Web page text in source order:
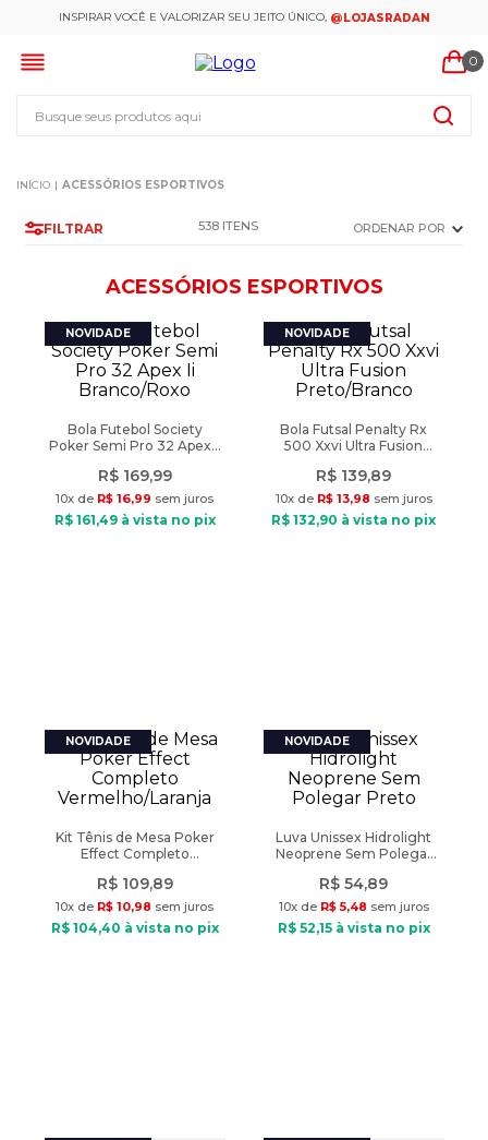
INSPIRAR VOCÊ E VALORIZAR SEU JEITO ÚNICO, @LOJASRADAN
0
ACESSÓRIOS ESPORTIVOS
FILTRAR 538 ORDENAR POR
ACESSÓRIOS ESPORTIVOS
Bola Futebol Society
Poker Semi Pro 32 Apex Ii
R$ 169,99
10x de R$ 16,99 sem juros
R$ 161,49à vista no pix
Bola Futsal Penalty Rx
500 Xxvi Ultra Fusion
R$ 139,89
10x de R$ 13,98 sem juros
R$ 132,90 à vista no pix
Kit Tênis de Mesa Poker
Effect Completo
R$ 109,89
10x de R$ 10,98 sem juros
R$ 104,40 à vista no pix
Luva Unissex Hidrolight
Neoprene Sem Polegar
R$ 54,89
10x de R$ 5,48 sem juros
R$ 52,15à vista no pix